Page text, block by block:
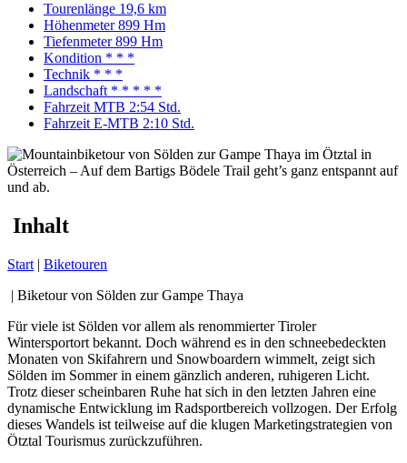
Tourenlänge 19,6 km
Höhenmeter899 Hm
Tiefenmeter899 Hm
Kondition * * *
Technik * * *
Landschaft * * * * *
Fahrzeit MTB 2:54 Std.
Fahrzeit E-MTB 2:10 Std.
Inhalt
Start | Biketouren
| Biketour von Sölden zur Gampe Thaya
Für viele ist Sölden vor allem als renommierter Tiroler
Wintersportort bekannt. Doch während es in den schneebedeckten
Monaten von Skifahrern und Snowboardern wimmelt, zeigt sich
Sölden im Sommer in einem gänzlich anderen, ruhigeren Licht.
Trotz dieser scheinbaren Ruhe hat sich in den letzten Jahren eine
dynamische Entwicklung im Radsportbereich vollzogen. Der Erfolg
dieses Wandels ist teilweise auf die klugen Marketingstrategien von
Ötztal Tourismus zurückzuführen.